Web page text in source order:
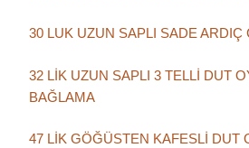
30 LUK UZUN SAPLI SADE
32 LİK UZUN SAPLI 3 TELLİ DUT
BAĞLAMA
47 LİK GÖĞÜSTEN KAFESLİ DUT